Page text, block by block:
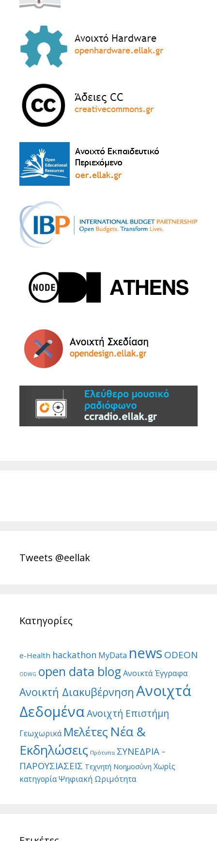
Tweets @eellak
Κατηγορίες
e-Health hackathon MyData news ODEON
ODWG open data blog Ανοικτά Έγγραφα
Ανοικτή Διακυβέρνηση Ανοιχτά
ΔεδομέναΑνοιχτή Επιστήμη
Γεωχωρικά Μελέτες Νέα &
Εκδηλώσεις Πρότυπα ΣΥΝΕΔΡΙΑ -
ΠΑΡΟΥΣΙΑΣΕΙΣ Τεχνητή Νοημοσύνη Χωρίς
κατηγορίαΨηφιακή Ωριμότητα